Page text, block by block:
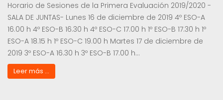
Horario de Sesiones de la Primera Evaluación 2019/2020 -
SALA DE JUNTAS- Lunes 16 de diciembre de 2019 4º ESO-A
16.00 h 4º ESO-B 16.30 h 4º ESO-C 17.00 h 1º ESO-B 17.30 h 1º
ESO-A 18.15 h 1º ESO-C 19.00 h Martes 17 de diciembre de
2019 3º ESO-A 16.30 h 3º ESO-B 17.00 h…
Leer más ...